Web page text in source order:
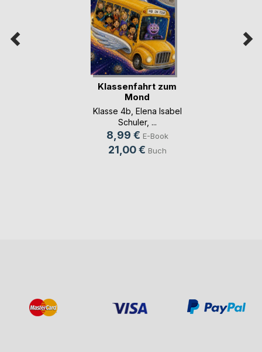
Klassenfahrt zum
Mond
Klasse 4b Elena Isabel
Schuler, ...
8,99 € E-Book
21,00 € Buch